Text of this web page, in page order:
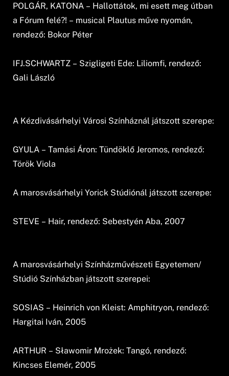
POLGÁR, KATONA – Hallottátok, mi esett meg útban
a Fórum felé?! – musical Plautus műve nyomán,
rendező: Bokor Péter
IFJ.SCHWARTZ – Szigligeti Ede: Liliomfi, rendező:
Gali László
A Kézdivásárhelyi Városi Színháznál játszott szerepe:
GYULA – Tamási Áron: Tündöklő Jeromos, rendező:
Török Viola
A marosvásárhelyi Yorick Stúdiónál játszott szerepe:
STEVE – Hair, rendező: Sebestyén Aba, 2007
A marosvásárhelyi Színházművészeti Egyetemen/
Stúdió Színházban játszott szerepei:
SOSIAS – Heinrich von Kleist: Amphitryon, rendező:
Hargitai Iván, 2005
ARTHUR – Sławomir Mrożek: Tangó, rendező:
Kincses Elemér, 2005